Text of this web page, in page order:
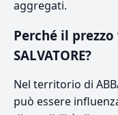
aggregati.
Perché il prezzo
SALVATORE?
Nel territorio di
può essere